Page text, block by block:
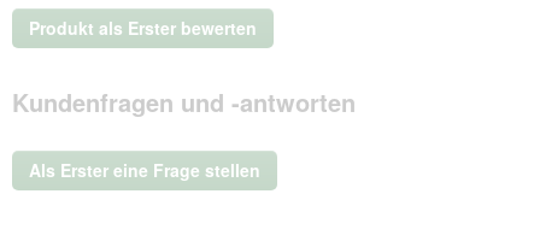
Kein
Beurteilungswert
Produkt als Erster bewerten
.
dieser
Aktion
ein
modales
Kundenfragen und -antworten
Als Erster eine Frage stellen